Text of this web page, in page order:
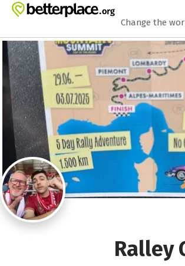
Zum Hauptinhalt springen
Erklärung zur Barrierefreiheit anzeigen
Change the
Ralley